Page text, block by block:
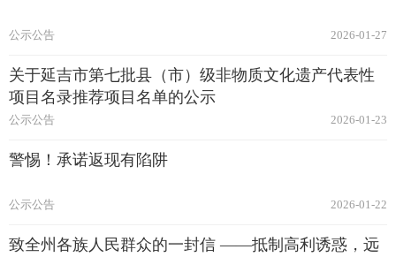
2026-01-27
公示公告
关于延吉市第七批县（市）级非物质文化遗产代表性
项目名录推荐项目名单的公示
2026-01-23
公示公告
警惕！承诺返现有陷阱
2026-01-22
公示公告
致全州各族人民群众的一封信 ——抵制高利诱惑，远